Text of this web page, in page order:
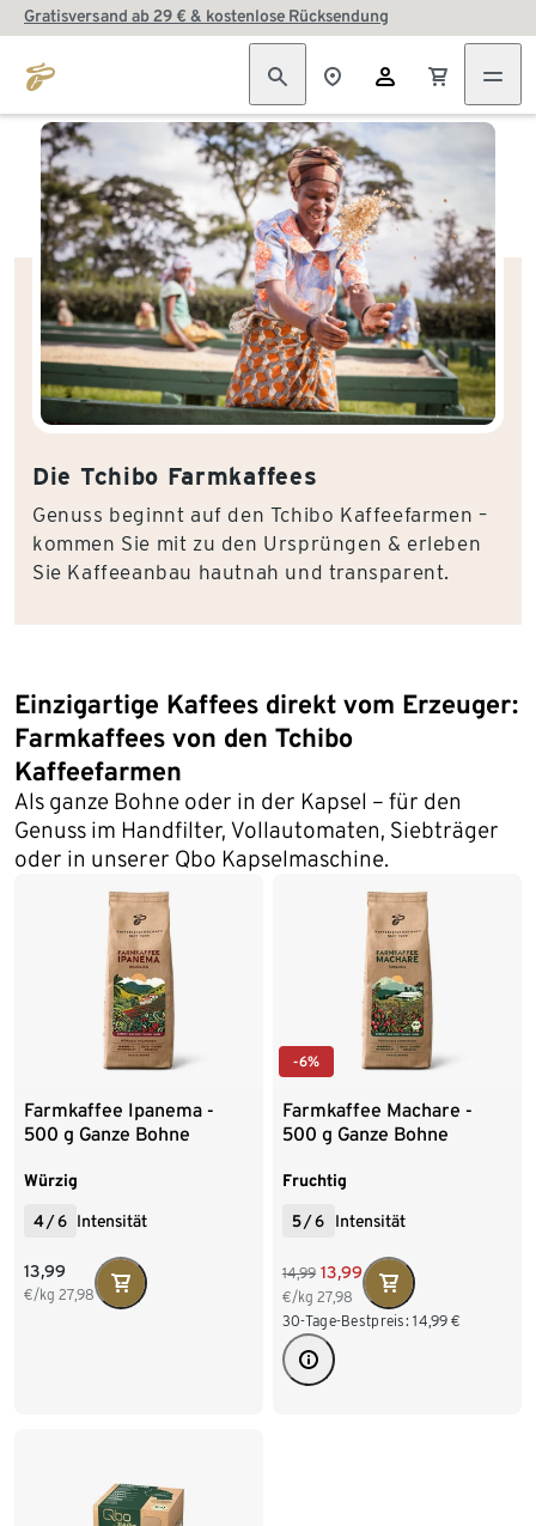
Gratisversand ab 29 € & kostenlose Rücksendung
Die Tchibo Farmkaffees
Genuss beginnt auf den Tchibo Kaffeefarmen –
kommen Sie mit zu den Ursprüngen & erleben
Sie Kaffeeanbau hautnah und transparent.
Einzigartige Kaffees direkt vom Erzeuger:
Farmkaffees von den Tchibo
Kaffeefarmen
Als ganze Bohne oder in der Kapsel – für den
Genuss im Handfilter, Vollautomaten, Siebträger
oder in unserer Qbo Kapselmaschine.
Farmkaffee Ipanema -
500 g Ganze Bohne
Würzig
4/6 Intensität
13,99
€/kg 27,98
-6%
Farmkaffee Machare -
500 g Ganze Bohne
Fruchtig
5/6 Intensität
14,99 13,99
€/kg 27,98
30-Tage-Bestpreis: 14,99 €